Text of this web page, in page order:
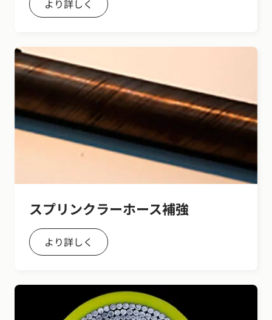
より詳しく
スプリンクラーホース補強
より詳しく